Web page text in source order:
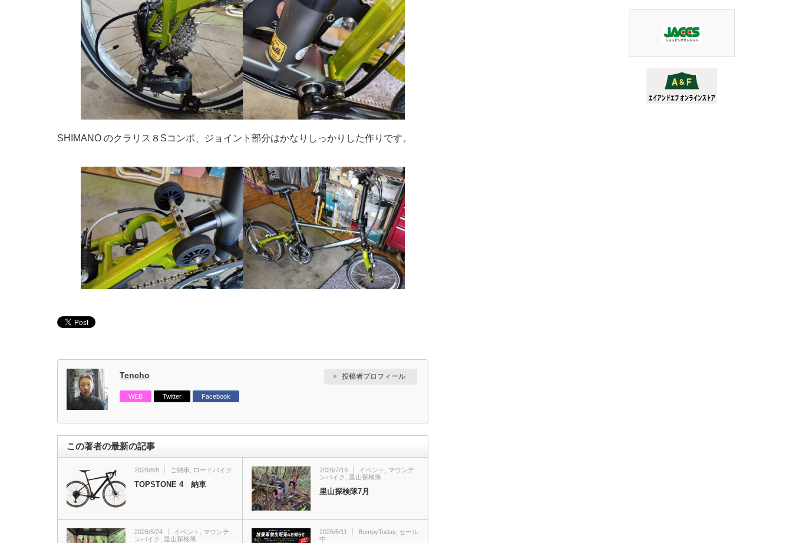
SHIMANO のクラリス８Sコンポ、ジョイント部分はかなりしっかりした作りです。
Tencho 投稿者プロフィール
WEB Twitter Facebook
この著者の最新の記事
2026/8/8 ご納車 ロードバイク
TOPSTONE 4 納車
2026/7/19 イベント
マウンテ
ンバイク
里山探検隊
里山探検隊7月
2026/5/24 イベント
マウンテ
ンバイク
里山探検隊
2026/5/11 BumpyToday, セール
中